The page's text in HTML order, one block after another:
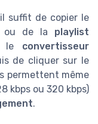
suffit de copier le
ou de la playlist
le convertisseur
de cliquer sur le
permettent même
kbps ou 320 kbps)
.